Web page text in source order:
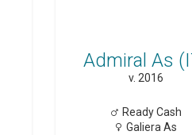
Admiral As
v. 2016
Ready Cash
Galiera As